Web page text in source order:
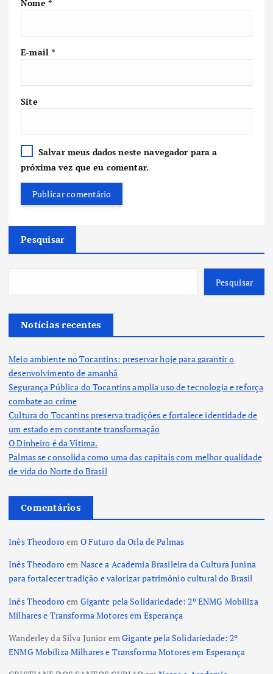
Nome *
E-mail*
Site
Salvar meus dados neste navegador para a
próxima vez que eu comentar.
Pesquisar
Pesquisar
Notícias recentes
Meio ambiente no Tocantins: preservar hoje para garantir o
desenvolvimento de amanhã
Segurança Pública do Tocantins amplia uso de tecnologia e reforça
combate ao crime
Cultura do Tocantins preserva tradições e fortalece identidade de
um estado em constante transformação
O Dinheiro é da Vítima.
Palmas se consolida como uma das capitais com melhor qualidade
de vida do Norte do Brasil
Comentários
Inês Theodoroem O Futuro da Orla de Palmas
Inês Theodoroem Nasce a Academia Brasileira da Cultura Junina
para fortalecer tradição e valorizar patrimônio cultural do Brasil
Inês Theodoroem Gigante pela Solidariedade: 2º ENMG Mobiliza
Milhares e Transforma Motores em Esperança
Wanderley da Silva JunioremGigante pela Solidariedade: 2º
ENMG Mobiliza Milhares e Transforma Motores em Esperança